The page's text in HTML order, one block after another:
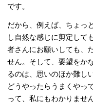
です。
だから、例えば、ちょっ
し自然な感じに剪定して
者さんにお願いしても、
せん。そして、要望をか
るのは、思いのほか難し
どうやったらうまくやっ
って、私にもわかりません